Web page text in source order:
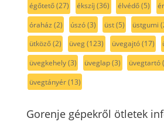
égőtető(27) ékszíj (36) élvédő(5)
óraház (2) úszó(3) üst(5) üstgumi
ütköző(2) üveg(123) üvegajtó(17)
üvegkehely(3) üveglap(3) üvegtartó
üvegtányér(13)
Gorenje gépekről ötletek